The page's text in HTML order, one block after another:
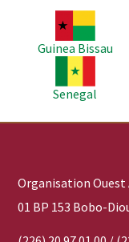
Image
Guinea Bissau
Senegal
Organisation Ouest
01 BP 153 Bobo-